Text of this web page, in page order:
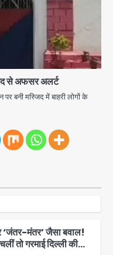
से अफसर अलर्ट
बनी मस्जिद में बाहरी लोगों के
के नाम पर 4.75 लाख की
गिरफ्तार
वाहन चोर गिरफ्तार, पांच
तो गरमाई दिल्ली की
चुप हैं शाह और मोदी?